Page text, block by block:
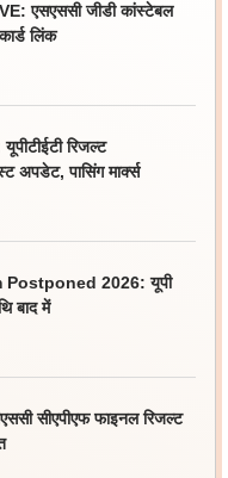
एसएससी जीडी कांस्टेबल
लिंक
रिजल्ट
पासिंग मार्क्स
2026: यूपी
बाद में
सीएपीएफ फाइनल रिजल्ट